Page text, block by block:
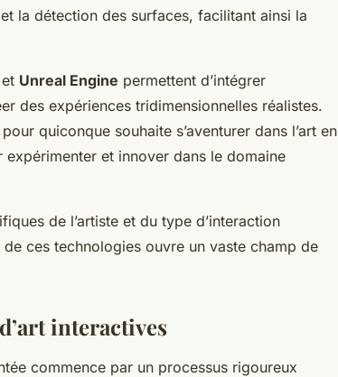
la détection des surfaces, facilitant ainsi la
et Unreal Engine permettent d’intégrer
des expériences tridimensionnelles réalistes.
quiconque souhaite s’aventurer dans l’art en
et innover dans le domaine
de l’artiste et du type d’interaction
ces technologies ouvre un vaste champ de
interactives
commence par un processus rigoureux